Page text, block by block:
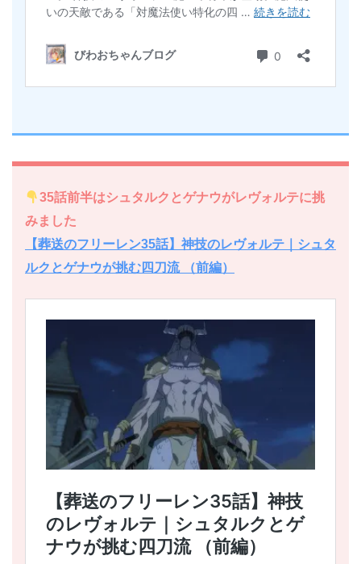
35話前半はシュタルクとゲナウがレヴォルテに挑
みました
【葬送のフリーレン35話】神技のレヴォルテ｜シュタ
ルクとゲナウが挑む四刀流 （前編）